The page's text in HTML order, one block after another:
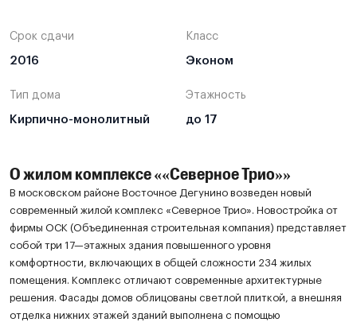
Срок сдачи
2016
Класс
Эконом
Тип дома
Кирпично-монолитный
Этажность
до 17
О жилом комплексе ««Северное Трио»»
В московском районе Восточное Дегунино возведен новый
современный жилой комплекс «Северное Трио». Новостройка от
фирмы ОСК (Объединенная строительная компания) представляет
собой три 17—этажных здания повышенного уровня
комфортности, включающих в общей сложности 234 жилых
помещения. Комплекс отличают современные архитектурные
решения. Фасады домов облицованы светлой плиткой, а внешняя
отделка нижних этажей зданий выполнена с помощью